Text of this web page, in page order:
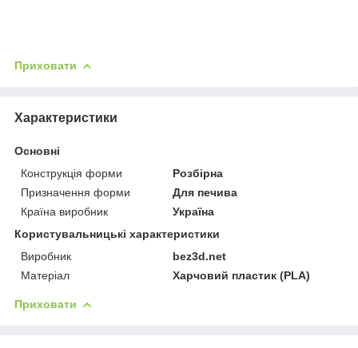
Приховати
Характеристики
Основні
Конструкція форми
Розбірна
Призначення форми
Для печива
Країна виробник
Україна
Користувальницькі характеристики
Виробник
bez3d.net
Матеріал
Харчовий пластик (PLA)
Приховати